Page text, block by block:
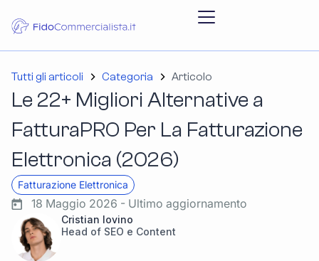
Tutti gli articoli Categoria Articolo
Le 22+ Migliori Alternative a
FatturaPRO Per La Fatturazione
Elettronica (2026)
Fatturazione Elettronica
18 Maggio 2026 - Ultimo aggiornamento
Cristian Iovino
Head of SEO e Content